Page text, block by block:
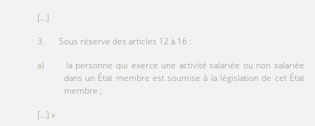
[...]
3. Sous réserve des articles 12 à 16 :
a) la personne qui exerce une activité salariée ou non salariée
dans un État membre est soumise à la législation de cet État
membre ;
[...] »